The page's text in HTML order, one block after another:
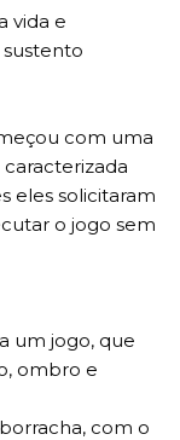
vida e
com uma
eles solicitaram
o jogo sem
um jogo, que
ombro e
com o